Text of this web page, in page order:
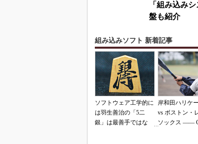
「組み込み
盤も紹介
組み込みソフト 新着記事
ソフトウェア工学的に
は羽生善治の「5二
銀」は最善手ではな
岸和田ハリケ
vs ボストン・
ソックス ――